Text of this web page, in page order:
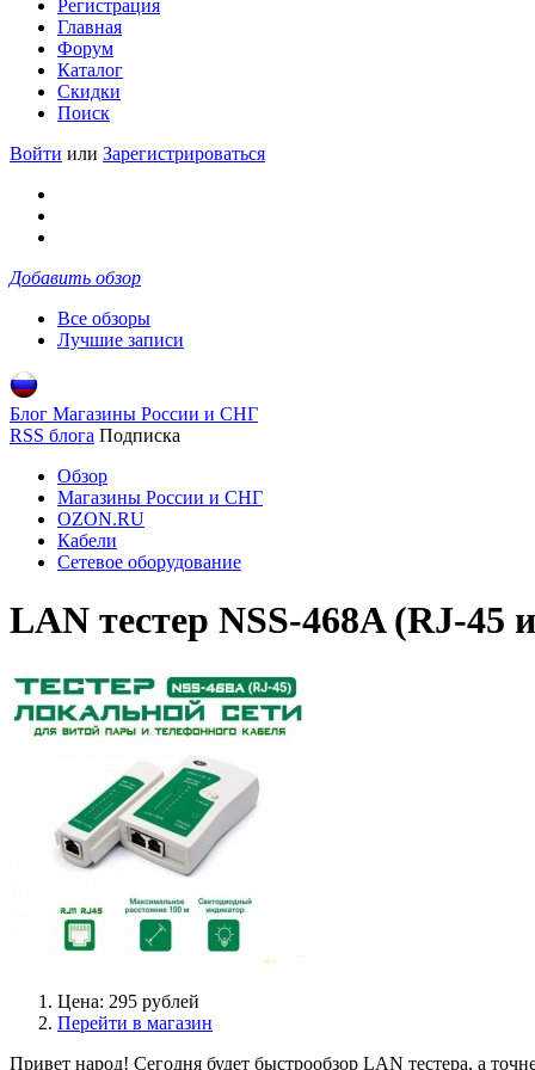
Регистрация
Главная
Форум
Каталог
Скидки
Поиск
Войти или Зарегистрироваться
Добавить обзор
Все обзоры
Лучшие записи
Блог Магазины России и СНГ
RSS блога Подписка
Обзор
Магазины России и СНГ
OZON.RU
Кабели
Сетевое оборудование
LAN тестер NSS-468A (RJ-45
Цена: 295 рублей
Перейти в магазин
Привет народ! Сегодня будет быстрообзор LAN тестера, а